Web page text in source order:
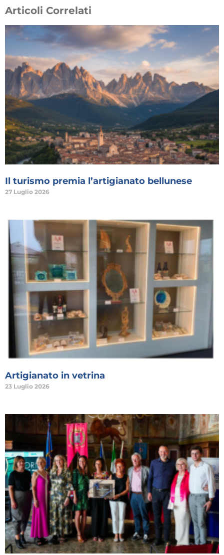
Articoli Correlati
Il turismo premia l’artigianato bellunese
27 Luglio 2026
Artigianato in vetrina
23 Luglio 2026